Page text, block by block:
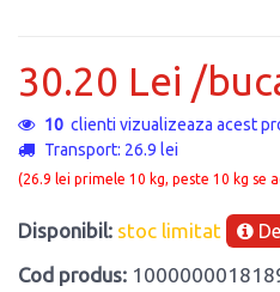
30.20 Lei
10 clienti vizualizeaza acest
Transport: 26.9 lei
(26.9 lei primele 10 kg, peste 10 kg se
Disponibil: stoc limitat
Cod produs: